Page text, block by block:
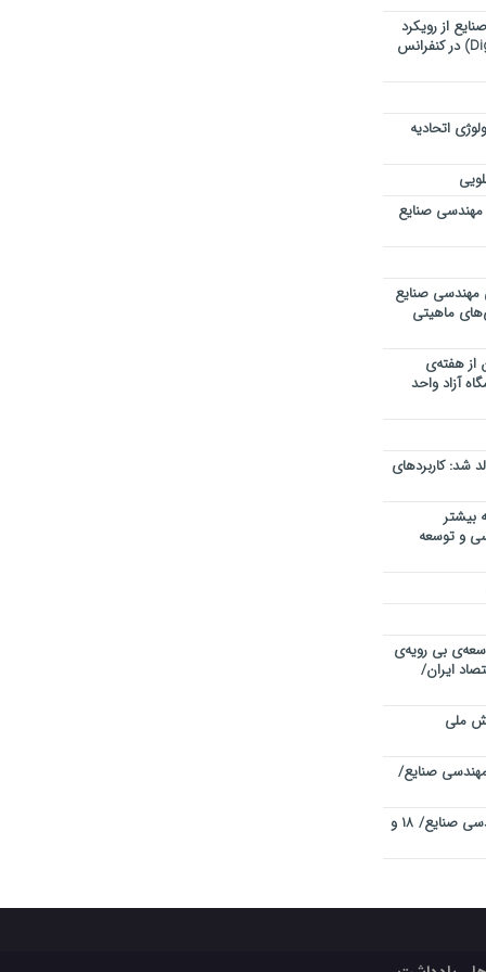
از رویکرد
تحول دیجیتال (Digital Transformation) در کنفرانس
اتحادیه
صنایع
مهندسی صنایع
ماهیتی
از هفته‌ی
آزاد واحد
شد: کاربردهای
بیشتر
و توسعه
بی رویه‌ی
ایران/
ملی
صنایع/
چهاردهمین کنفرانس بین المللی مهندسی صنایع/ ۱۸ و